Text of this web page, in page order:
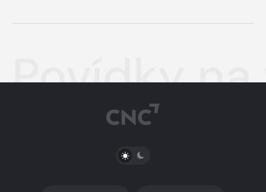
Povídky
PŘEPNOUT SVĚTLÝ/TMAVÝ REŽIM